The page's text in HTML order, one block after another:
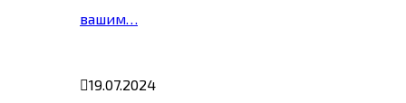
вашим…
19.07.2024